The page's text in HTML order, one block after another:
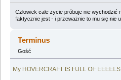
Człowiek całe życie próbuje nie wychodzić
faktycznie jest - i przeważnie to mu się nie
Terminus
Gość
My HOVERCRAFT IS FULL OF